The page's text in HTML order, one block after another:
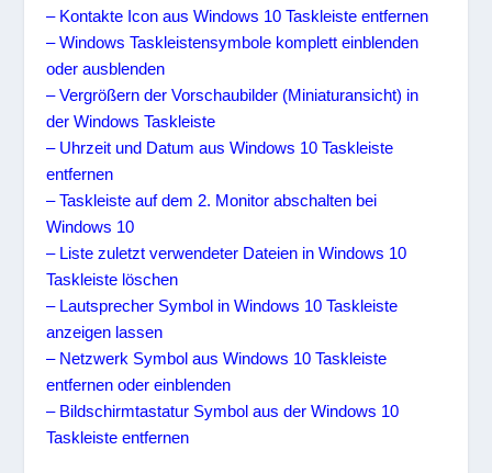
– Kontakte Icon aus Windows 10 Taskleiste entfernen
– Windows Taskleistensymbole komplett einblenden
oder ausblenden
– Vergrößern der Vorschaubilder (Miniaturansicht) in
der Windows Taskleiste
– Uhrzeit und Datum aus Windows 10 Taskleiste
entfernen
– Taskleiste auf dem 2. Monitor abschalten bei
Windows 10
– Liste zuletzt verwendeter Dateien in Windows 10
Taskleiste löschen
– Lautsprecher Symbol in Windows 10 Taskleiste
anzeigen lassen
– Netzwerk Symbol aus Windows 10 Taskleiste
entfernen oder einblenden
– Bildschirmtastatur Symbol aus der Windows 10
Taskleiste entfernen